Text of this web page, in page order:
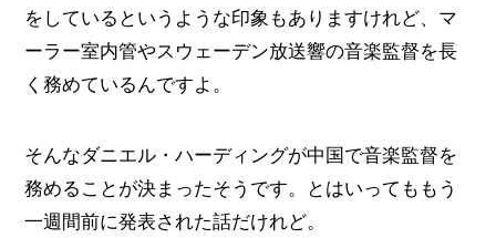
をしているというような印象もありますけれど、マ
ーラー室内管やスウェーデン放送響の音楽監督を長
く務めているんですよ。
そんなダニエル・ハーディングが中国で音楽監督を
務めることが決まったそうです。とはいってももう
一週間前に発表された話だけれど。